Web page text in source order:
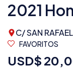
2021
C/ SAN
FAVORITOS
USD$